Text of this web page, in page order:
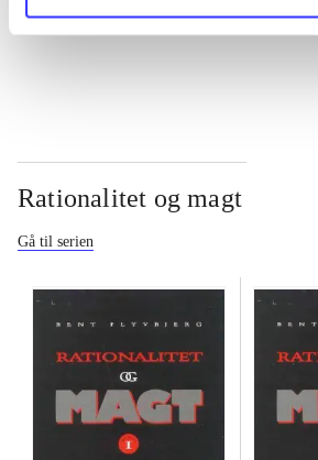
Rationalitet og magt
Gå til serien